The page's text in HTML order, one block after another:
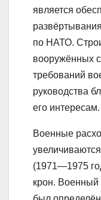
является
по НАТО.
вооружённых
требований
руководства
его интересам.
Военные
(1971—1975
крон. Военный